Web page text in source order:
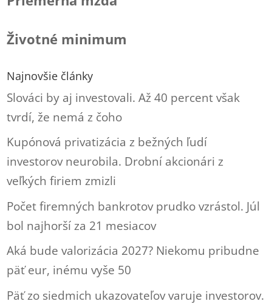
Životné minimum
Najnovšie články
Slováci by aj investovali. Až 40 percent však
tvrdí, že nemá z čoho
Kupónová privatizácia z bežných ľudí
investorov neurobila. Drobní akcionári z
veľkých firiem zmizli
Počet firemných bankrotov prudko vzrástol. Júl
bol najhorší za 21 mesiacov
Aká bude valorizácia 2027? Niekomu pribudne
päť eur, inému vyše 50
Päť zo siedmich ukazovateľov varuje investorov.